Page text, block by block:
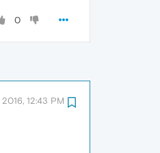
0
2016, 12:43 PM